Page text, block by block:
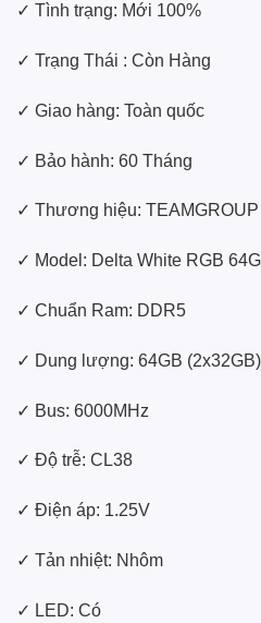
✓ Tình trạng: Mới 100%
✓ Trạng Thái : Còn Hàng
✓ Giao hàng: Toàn quốc
✓ Bảo hành: 60 Tháng
✓ Thương hiệu: TEAMGROUP
✓ Model: Delta White RGB
✓ Chuẩn Ram: DDR5
✓ Dung lượng: 64GB (2x32GB)
✓ Bus: 6000MHz
✓ Độ trễ: CL38
✓ Điện áp: 1.25V
✓ Tản nhiệt: Nhôm
✓ LED: Có